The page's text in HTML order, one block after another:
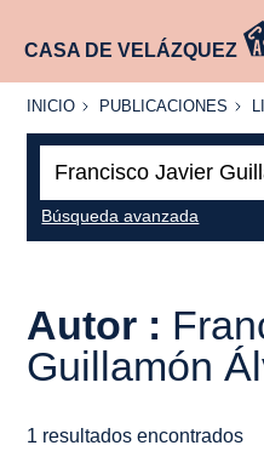
CASA DE VELÁZQUEZ
INICIO
INICIO PUBLICACIONES
PUBLICACIONES
Búsqueda avanzada
Autor :
Guillamón
1 resultados encontrados